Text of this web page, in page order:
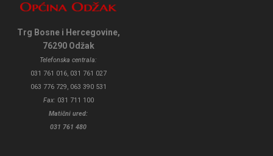
Trg Bosne i Hercegovine,
76290 Odžak
Telefonska centrala:
031 761 016, 031 761 027
063 776 729, 063 390 531
Fax: 031 711 100
Matični ured:
031 761 480